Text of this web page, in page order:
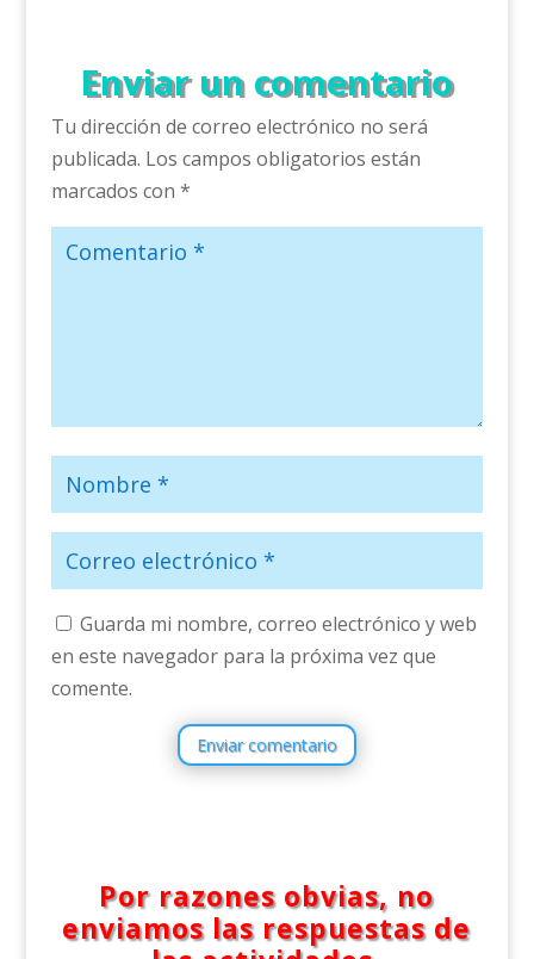
Enviar un comentario
Tu dirección de correo electrónico no será
publicada. Los campos obligatorios están
marcados con *
Guarda mi nombre, correo electrónico y web
en este navegador para la próxima vez que
comente.
Enviar comentario
Por razones obvias, no
enviamos las respuestas de